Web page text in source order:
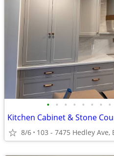
• • • • • • • •
Kitchen Cabinet & Stone
8/6 103 - 7475 Hedley Ave,